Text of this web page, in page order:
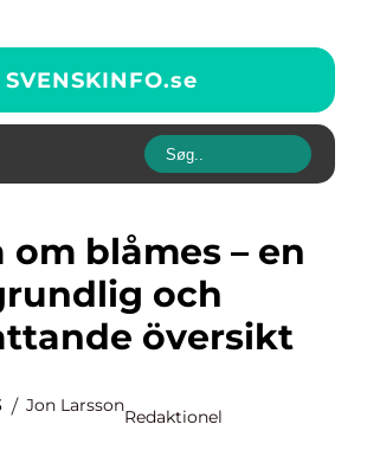
SVENSKINFO.se
och
översikt
Jon Larsson
Redaktionel